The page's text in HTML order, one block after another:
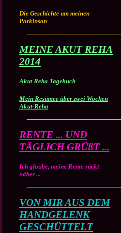
Die Geschichte um meinen
Parkinson
MEINE AKUT REHA
2014
Akut Reha Tagebuch
Mein Resümee über zwei Wochen
Akut-Reha
RENTE ... UND
TÄGLICH GRÜßT ...
Ich glaube, meine Rente rückt
näher ...
VON MIR AUS DEM
HANDGELENK
GESCHÜTTELT